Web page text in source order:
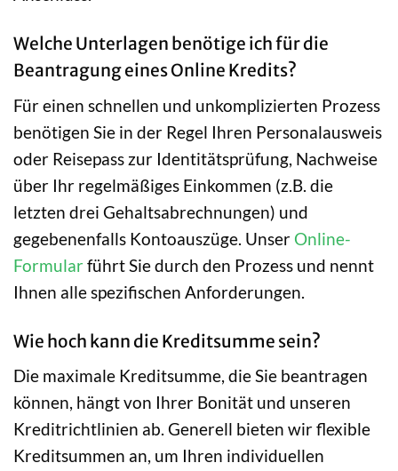
Welche Unterlagen benötige ich für die
Beantragung eines Online Kredits?
Für einen schnellen und unkomplizierten Prozess
benötigen Sie in der Regel Ihren Personalausweis
oder Reisepass zur Identitätsprüfung, Nachweise
über Ihr regelmäßiges Einkommen (z.B. die
letzten drei Gehaltsabrechnungen) und
gegebenenfalls Kontoauszüge. Unser Online-
Formularführt Sie durch den Prozess und nennt
Ihnen alle spezifischen Anforderungen.
Wie hoch kann die Kreditsumme sein?
Die maximale Kreditsumme, die Sie beantragen
können, hängt von Ihrer Bonität und unseren
Kreditrichtlinien ab. Generell bieten wir flexible
Kreditsummen an, um Ihren individuellen